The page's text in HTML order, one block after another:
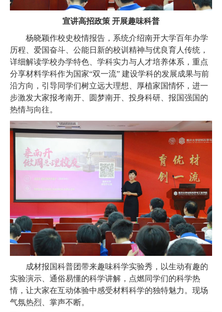
宣讲高招政策 开展趣味科普
杨晓颖作校史校情报告，系统介绍南开大学百年办学
历程、爱国奋斗、公能日新的校训精神与优良育人传统，
详细解读学校办学特色、学科实力与人才培养体系，重点
分享材料学科作为国家“双一流” 建设学科的发展成果与前
沿方向，引导同学们树立远大理想、厚植家国情怀，进一
步激发大家报考南开、圆梦南开、投身科研、报国强国的
热情与向往。
成材报国科普团带来趣味科学实验秀，以生动有趣的
实验演示、通俗易懂的科学讲解，点燃同学们的科学热
情，让大家在互动体验中感受材料科学的独特魅力。现场
气氛热烈、掌声不断。